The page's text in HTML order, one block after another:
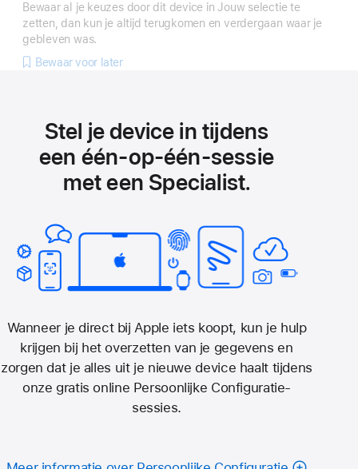
Bewaar al je keuzes door dit device in Jouw selectie te
zetten, dan kun je altijd terugkomen en verdergaan waar je
gebleven was.
Bewaar voor later
Stel je device in tijdens
een één‑op‑één-sessie
met een Specialist.
Wanneer je direct bij Apple iets koopt, kun je hulp
krijgen bij het overzetten van je gegevens en
zorgen dat je alles uit je nieuwe device haalt tijdens
onze gratis online Persoonlijke Configuratie-
sessies.